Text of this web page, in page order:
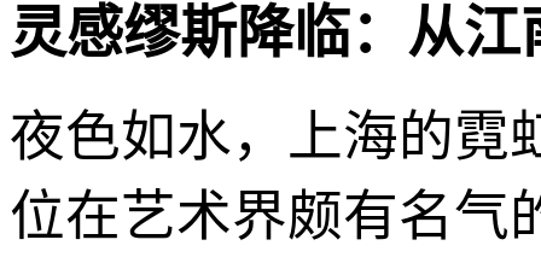
灵感缪斯降临：从
夜色如水，上海的霓
位在艺术界颇有名气